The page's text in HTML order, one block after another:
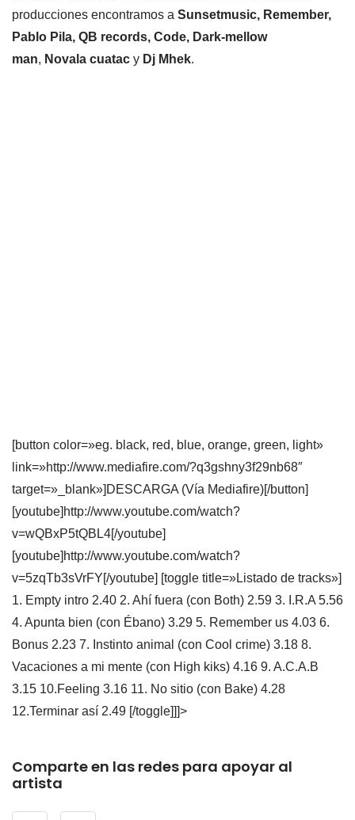
producciones encontramos a Sunsetmusic, Remember,
Pablo Pila, QB records, Code, Dark-mellow
man, Novala cuatac y Dj Mhek.
[button color=»eg. black, red, blue, orange, green, light»
link=»http://www.mediafire.com/?q3gshny3f29nb68″
target=»_blank»]DESCARGA (Vía Mediafire)[/button]
[youtube]http://www.youtube.com/watch?
v=wQBxP5tQBL4[/youtube]
[youtube]http://www.youtube.com/watch?
v=5zqTb3sVrFY[/youtube] [toggle title=»Listado de tracks»]
1. Empty intro 2.40 2. Ahí fuera (con Both) 2.59 3. I.R.A 5.56
4. Apunta bien (con Ébano) 3.29 5. Remember us 4.03 6.
Bonus 2.23 7. Instinto animal (con Cool crime) 3.18 8.
Vacaciones a mi mente (con High kiks) 4.16 9. A.C.A.B
3.15 10.Feeling 3.16 11. No sitio (con Bake) 4.28
12.Terminar así 2.49 [/toggle]]]>
Comparte en las redes para apoyar al
artista